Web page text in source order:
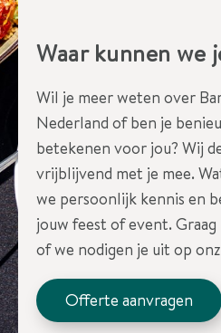
Waar kunnen we
Wil je meer weten over
Nederland of ben je
betekenen voor jou? Wij
vrijblijvend met je mee.
we persoonlijk kennis en
jouw feest of event.
of we nodigen je uit op
Offerte aanvragen